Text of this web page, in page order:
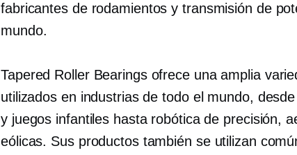
fabricantes de rodamientos y transmisión de
mundo.
Tapered Roller Bearings ofrece una amplia
utilizados en industrias de todo el mundo,
y juegos infantiles hasta robótica de precisión,
eólicas. Sus productos también se utilizan